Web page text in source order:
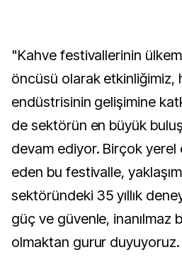
"Kahve festivallerinin
öncüsü olarak etkinliğimiz,
endüstrisinin gelişimine
de sektörün en büyük
devam ediyor. Birçok
eden bu festivalle,
sektöründeki 35 yıllık
güç ve güvenle, inanılmaz
olmaktan gurur duyuyoruz.